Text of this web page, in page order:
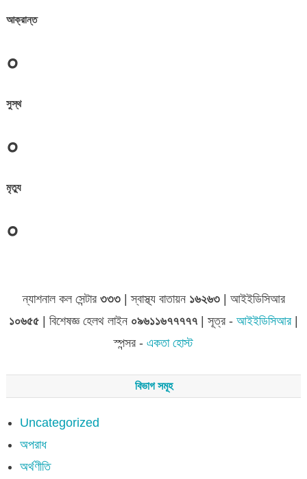
আক্রান্ত
০
সুস্থ
০
মৃত্যু
০
ন্যাশনাল কল সেন্টার ৩৩৩| স্বাস্থ্য বাতায়ন ১৬২৬৩| আইইডিসিআর
১০৬৫৫ | বিশেষজ্ঞ হেলথ লাইন ০৯৬১১৬৭৭৭৭৭| সূত্র - আইইডিসিআর|
স্পন্সর - একতা হোস্ট
বিভাগ সমূহ
Uncategorized
অপরাধ
অর্থণীতি